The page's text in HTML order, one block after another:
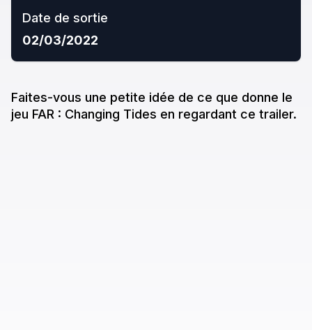
Date de sortie
02/03/2022
Faites-vous une petite idée de ce que donne le
jeu FAR : Changing Tides en regardant ce trailer.